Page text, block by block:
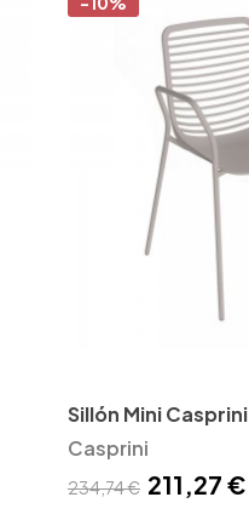
Sillón Mini Casprini
Casprini
234,74 € 211,27 €